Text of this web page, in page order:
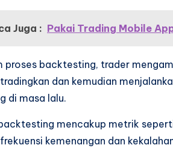
Juga : Pakai Trading Mobile
proses backtesting, trader
dan kemudian
di masa lalu.
mencakup metrik
kemenangan dan